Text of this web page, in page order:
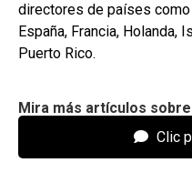
directores de países como
España, Francia, Holanda,
Puerto Rico.
Mira más artículos
Clic